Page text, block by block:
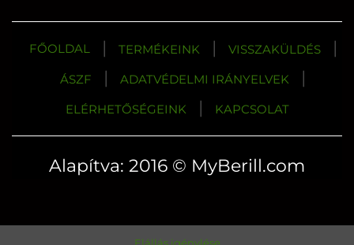
FŐOLDAL | TERMÉKEINK | VISSZAKÜLDÉS |
ÁSZF | ADATVÉDELMI IRÁNYELVEK |
ELÉRHETŐSÉGEINK | KAPCSOLAT
Alapítva: 2016 © MyBerill.com
Elállás igénylése